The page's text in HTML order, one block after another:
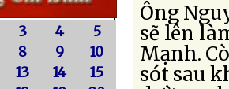
3 4
5
8 9
10
13 14
15
Ông
sẽ lên
Mạnh.
sót sau